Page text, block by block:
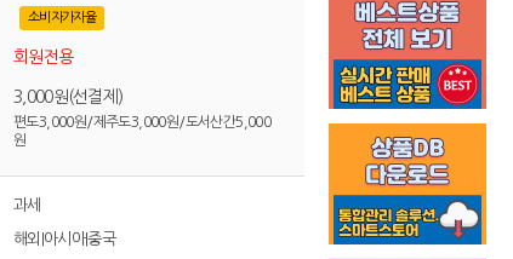
소비자가자율
회원전용
3,000원(선결제)
편도3,000원/제주도3,000원/도서산간5,000
원
과세
해외|아시아|중국